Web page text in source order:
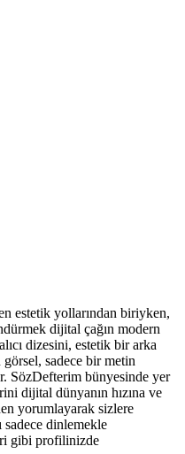
estetik yollarından biriyken,
dijital çağın modern
dizesini, estetik bir arka
sadece bir metin
SözDefterim bünyesinde yer
dijital dünyanın hızına ve
yorumlayarak sizlere
sadece dinlemekle
gibi profilinizde